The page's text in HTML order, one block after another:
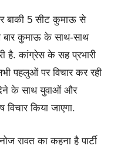
बाकी 5 सीट कुमाऊ से
बार कुमाऊ के साथ-साथ
है. कांग्रेस के सह प्रभारी
पहलुओं पर विचार कर रही
देने के साथ युवाओं और
किया जाएगा.
रावत का कहना है पार्टी